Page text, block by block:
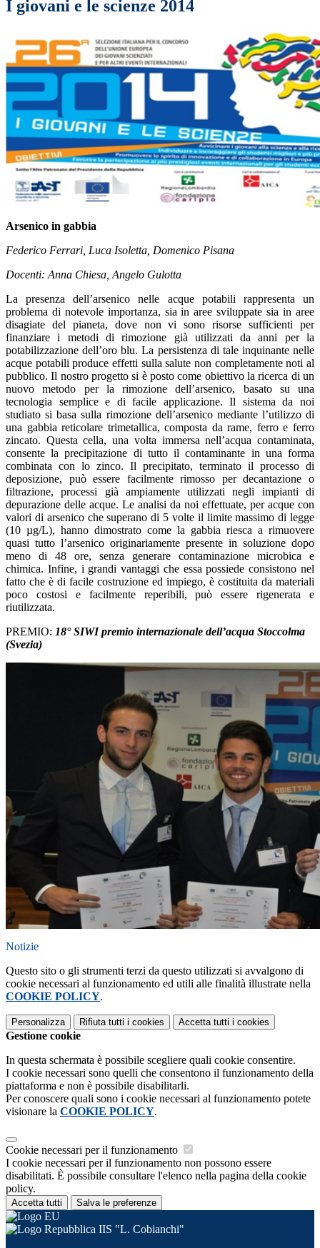
I giovani e le scienze 2014
Arsenico in gabbia
Federico Ferrari, Luca Isoletta, Domenico Pisana
Docenti: Anna Chiesa, Angelo Gulotta
La presenza dell’arsenico nelle acque potabili rappresenta un
problema di notevole importanza, sia in aree sviluppate sia in aree
disagiate del pianeta, dove non vi sono risorse sufficienti per
finanziare i metodi di rimozione già utilizzati da anni per la
potabilizzazione dell’oro blu. La persistenza di tale inquinante nelle
acque potabili produce effetti sulla salute non completamente noti al
pubblico. Il nostro progetto si è posto come obiettivo la ricerca di un
nuovo metodo per la rimozione dell’arsenico, basato su una
tecnologia semplice e di facile applicazione. Il sistema da noi
studiato si basa sulla rimozione dell’arsenico mediante l’utilizzo di
una gabbia reticolare trimetallica, composta da rame, ferro e ferro
zincato. Questa cella, una volta immersa nell’acqua contaminata,
consente la precipitazione di tutto il contaminante in una forma
combinata con lo zinco. Il precipitato, terminato il processo di
deposizione, può essere facilmente rimosso per decantazione o
filtrazione, processi già ampiamente utilizzati negli impianti di
depurazione delle acque. Le analisi da noi effettuate, per acque con
valori di arsenico che superano di 5 volte il limite massimo di legge
(10 µg/L), hanno dimostrato come la gabbia riesca a rimuovere
quasi tutto l’arsenico originariamente presente in soluzione dopo
meno di 48 ore, senza generare contaminazione microbica e
chimica. Infine, i grandi vantaggi che essa possiede consistono nel
fatto che è di facile costruzione ed impiego, è costituita da materiali
poco costosi e facilmente reperibili, può essere rigenerata e
riutilizzata.
PREMIO: 18° SIWIpremio internazionale dell’acqua Stoccolma
(Svezia)
Notizie
Questo sito o gli strumenti terzi da questo utilizzati si avvalgono di
cookie necessari al funzionamento ed utili alle finalità illustrate nella
COOKIE POLICY.
Personalizza Rifiuta tutti i cookies Accetta tutti i cookies
Gestione cookie
In questa schermata è possibile scegliere quali cookie consentire.
I cookie necessari sono quelli che consentono il funzionamento della
piattaforma e non è possibile disabilitarli.
Per conoscere quali sono i cookie necessari al funzionamento potete
visionare la COOKIE POLICY.
Cookie necessari per il funzionamento
I cookie necessari per il funzionamento non possono essere
disabilitati. È possibile consultare l'elenco nella pagina della cookie
policy.
Accetta tutti Salva le preferenze
IIS "L. Cobianchi"